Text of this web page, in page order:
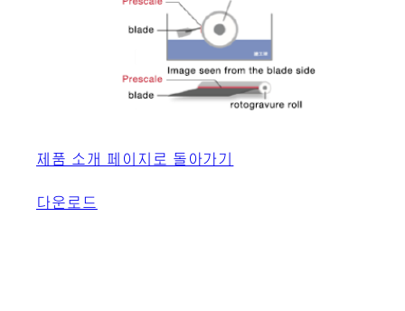
제품 소개 페이지로 돌아가기
다운로드